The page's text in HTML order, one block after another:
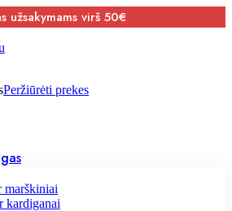
užsakymams virš 50€
Peržiūrėti prekes
marškiniai
kardiganai